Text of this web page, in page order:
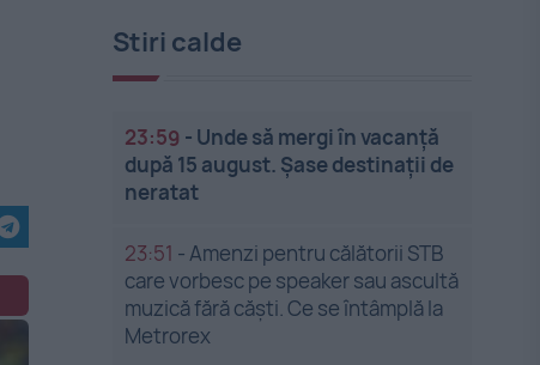
Stiri calde
23:59 - Unde să mergi în vacanță
după 15 august. Șase destinații de
neratat
23:51 -Amenzi pentru călătorii STB
care vorbesc pe speaker sau ascultă
muzică fără căști. Ce se întâmplă la
Metrorex